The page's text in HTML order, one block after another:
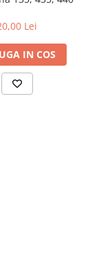
Lei
IN COS